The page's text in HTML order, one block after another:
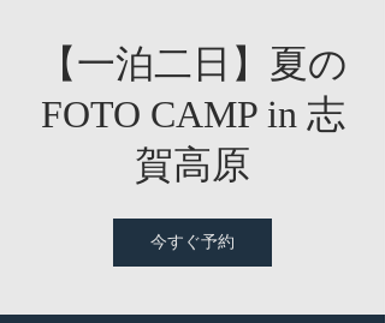
【一泊二日】夏の
FOTO CAMP in 志
賀高原
今すぐ予約